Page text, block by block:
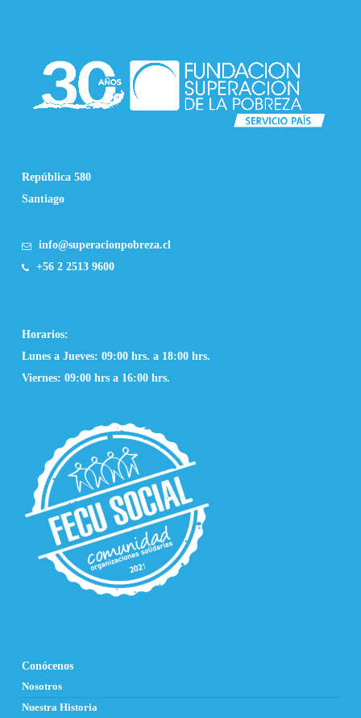
República 580
Santiago
info@superacionpobreza.cl
+56 2 2513 9600
Horarios:
Lunes a Jueves: 09:00 hrs. a 18:00 hrs.
Viernes: 09:00 hrs a 16:00 hrs.
Conócenos
Nosotros
Nuestra Historia